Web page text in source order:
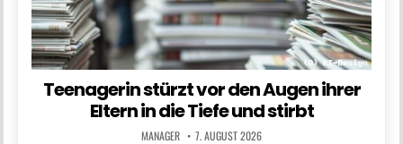
Teenagerin stürzt vor den Augen ihrer
Eltern in die Tiefe und stirbt
MANAGER 7. AUGUST 2026